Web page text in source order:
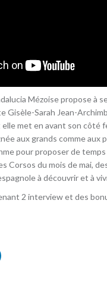
Mézoise propose à
Gisèle-Sarah Jean-
met en avant son côté
aux grands comme
pour proposer de
Corsos du mois de mai,
à découvrir et à
2 interview et des